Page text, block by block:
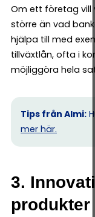
Om ett företag vill
större än vad
hjälpa till med
tillväxtlån, ofta i
möjliggöra hela
Tips från Almi:
mer här.
3.
produkter